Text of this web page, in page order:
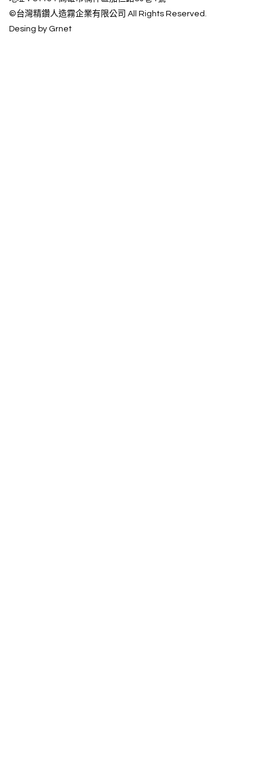
©台灣精鑽人造霧企業有限公司 All Rights Reserved.
Desing by Grnet